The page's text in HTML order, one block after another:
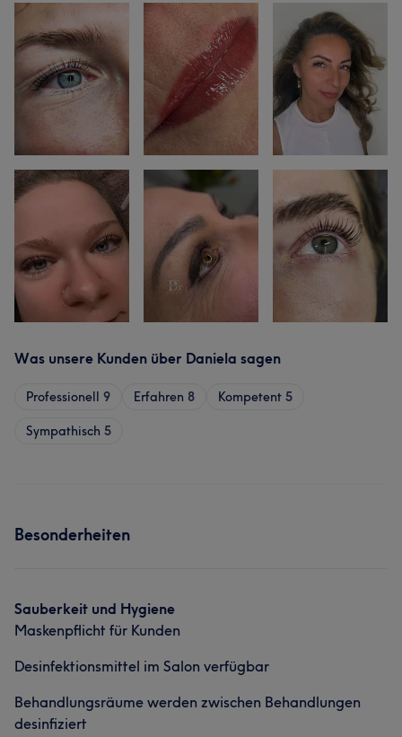
Was unsere Kunden über Daniela sagen
Professionell 9 Erfahren 8 Kompetent 5
Sympathisch 5
Besonderheiten
Sauberkeit und Hygiene
Maskenpflicht für Kunden
Desinfektionsmittel im Salon verfügbar
Behandlungsräume werden zwischen Behandlungen
desinfiziert